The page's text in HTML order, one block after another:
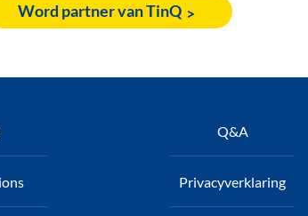
Word partner van TinQ
Q&A
Privacyverklaring